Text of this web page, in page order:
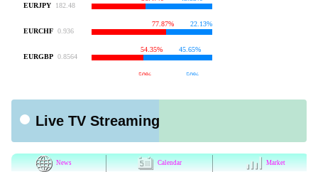
Live TV Streaming